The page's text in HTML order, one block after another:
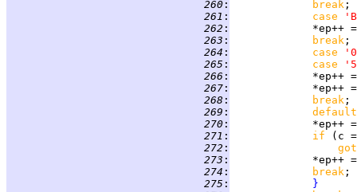
260 : break
261 : case
262 :
*ep++
263 : break
264 : case
265 : case
266 :
*ep++
267 :
*ep++
268 : break
269 :
default
270 :
*ep++
271 : if
(c
272 :
273 :
274 : break
275 :
}